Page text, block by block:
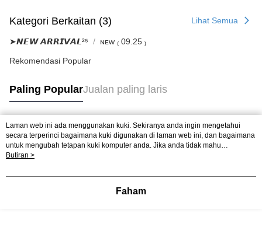
Kategori Berkaitan (3) Lihat Semua
➤𝙉𝙀𝙒 𝘼𝙍𝙍𝙄𝙑𝘼𝙇²⁵ ɴᴇᴡ ₍ 09.25 ₎
Rekomendasi Popular
Paling PopularJualan paling laris
Tag Popular
Laman web ini ada menggunakan kuki. Sekiranya anda ingin mengetahui
secara terperinci bagaimana kuki digunakan di laman web ini, dan bagaimana
untuk mengubah tetapan kuki komputer anda. Jika anda tidak mahu
menggunakan kuki di komputer anda, sila rujuk penerangan mengenai kuki.
mengetahui secara terperinci bagaimana kuki digunakan di laman web ini,
mahu menggunakan kuki di komputer anda, sila rujuk penerangan mengenai
Butiran >
Faham